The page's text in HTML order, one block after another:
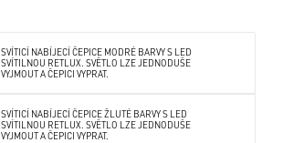
SVÍTICÍ NABÍJECÍ ČEPICE MODRÉ BARVY S LED
SVÍTILNOU RETLUX. SVĚTLO LZE JEDNODUŠE
VYJMOUT A ČEPICI VYPRAT.
SVÍTICÍ NABÍJECÍ ČEPICE ŽLUTÉ BARVY S LED
SVÍTILNOU RETLUX. SVĚTLO LZE JEDNODUŠE
VYJMOUT A ČEPICI VYPRAT.